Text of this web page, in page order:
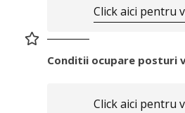
Click aici pentru
Conditii ocupare posturi
Click aici pentru